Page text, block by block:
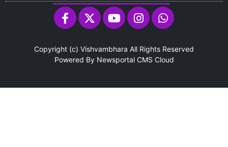
Copyright (c) Vishvambhara All Rights Reserved
Powered By Newsportal CMS Cloud